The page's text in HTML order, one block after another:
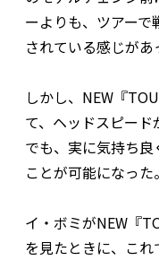
ーよりも、ツアー
されている感じがあ
しかし、NEW『
て、ヘッドスピー
でも、実に気持ち
ことが可能になった。
イ・ボミがNEW『
を見たときに、こ